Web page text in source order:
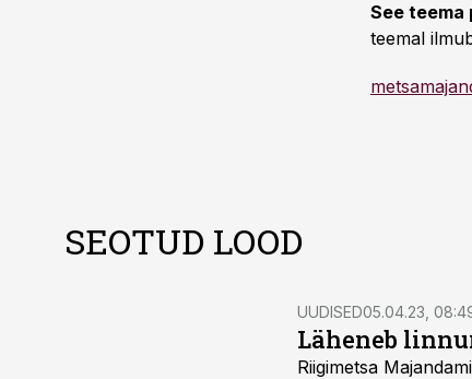
See teema
teemal
SEOTUD LOOD
UUDISED05.04.23,
Läheneb
Riigimetsa